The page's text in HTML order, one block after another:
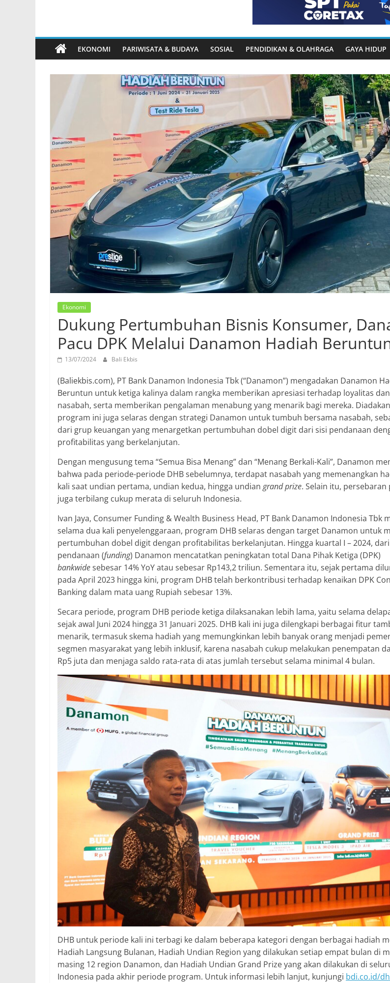
EKONOMI PARIWISATA & BUDAYA SOSIAL PENDIDIKAN & OLAHRAGA GAYA HIDUP
Ekonomi
Dukung Pertumbuhan Bisnis Konsumer,
Pacu DPK Melalui Danamon Hadiah
13/07/2024 Bali Ekbis
(Baliekbis.com), PT Bank Danamon Indonesia Tbk (“Danamon”) mengadakan Danamon
Beruntun untuk ketiga kalinya dalam rangka memberikan apresiasi terhadap loyalitas
nasabah, serta memberikan pengalaman menabung yang menarik bagi mereka.
program ini juga selaras dengan strategi Danamon untuk tumbuh bersama nasabah,
dari grup keuangan yang menargetkan pertumbuhan dobel digit dari sisi pendanaan
profitabilitas yang berkelanjutan.
Dengan mengusung tema “Semua Bisa Menang” dan “Menang Berkali-Kali”, Danamon
bahwa pada periode-periode DHB sebelumnya, terdapat nasabah yang memenangkan
kali saat undian pertama, undian kedua, hingga undian grand prize. Selain itu, persebaran
juga terbilang cukup merata di seluruh Indonesia.
Ivan Jaya, Consumer Funding & Wealth Business Head, PT Bank Danamon Indonesia Tbk
selama dua kali penyelenggaraan, program DHB selaras dengan target Danamon untuk
pertumbuhan dobel digit dengan profitabilitas berkelanjutan. Hingga kuartal I – 2024,
pendanaan (funding) Danamon mencatatkan peningkatan total Dana Pihak Ketiga (DPK)
bankwidesebesar 14% YoY atau sebesar Rp143,2 triliun. Sementara itu, sejak pertama
pada April 2023 hingga kini, program DHB telah berkontribusi terhadap kenaikan DPK
Banking dalam mata uang Rupiah sebesar 13%.
Secara periode, program DHB periode ketiga dilaksanakan lebih lama, yaitu selama
sejak awal Juni 2024 hingga 31 Januari 2025. DHB kali ini juga dilengkapi berbagai fitur
menarik, termasuk skema hadiah yang memungkinkan lebih banyak orang menjadi
segmen masyarakat yang lebih inklusif, karena nasabah cukup melakukan penempatan
Rp5 juta dan menjaga saldo rata-rata di atas jumlah tersebut selama minimal 4 bulan.
DHB untuk periode kali ini terbagi ke dalam beberapa kategori dengan berbagai hadiah
Hadiah Langsung Bulanan, Hadiah Undian Region yang dilakukan setiap empat bulan di
masing 12 region Danamon, dan Hadiah Undian Grand Prize yang akan dilakukan di
Indonesia pada akhir periode program. Untuk informasi lebih lanjut, kunjungi bdi.co.id/